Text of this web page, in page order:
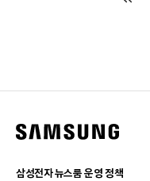
삼성전자 뉴스룸 운영 정책